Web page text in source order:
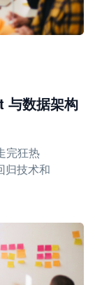
与数据架构
完狂热
归技术和